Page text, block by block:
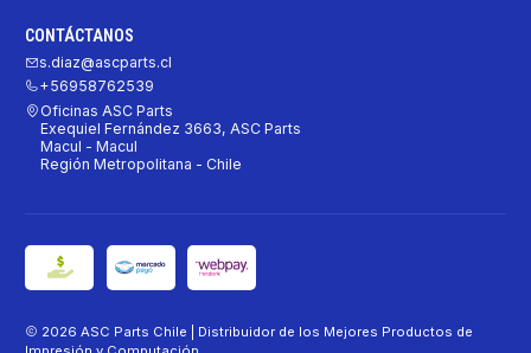
CONTÁCTANOS
s.diaz@ascparts.cl
+56958762539
Oficinas ASC Parts
Exequiel Fernández 3663, ASC Parts
Macul - Macul
Región Metropolitana - Chile
2026 ASC Parts Chile | Distribuidor de los Mejores Productos de